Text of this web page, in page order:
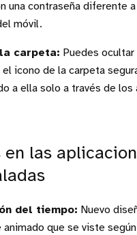
una contraseña diferente
móvil.
carpeta: Puedes ocultar
icono de la carpeta
a ella solo a través de los
en las
del tiempo: Nuevo
animado que se viste